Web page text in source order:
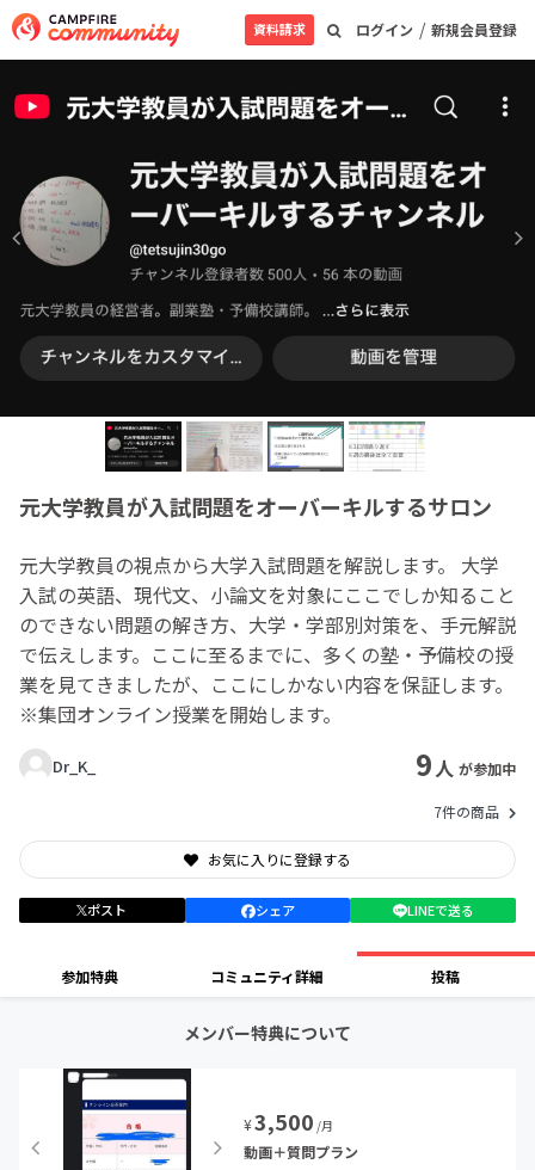
ログイン / 新規会員登録
資料請求
元大学教員が入試問題をオーバーキルするサロン
元大学教員の視点から大学入試問題を解説します。 大学
入試の英語、現代文、小論文を対象にここでしか知ること
のできない問題の解き方、大学・学部別対策を、手元解説
で伝えします。ここに至るまでに、多くの塾・予備校の授
業を見てきましたが、ここにしかない内容を保証します。
※集団オンライン授業を開始します。
Dr_K_ 9人 が参加中
7件の商品
お気に入りに登録する
ポスト シェア LINEで送る
参加特典 コミュニティ詳細 投稿
メンバー特典について
¥3,500 /月
動画＋質問プラン